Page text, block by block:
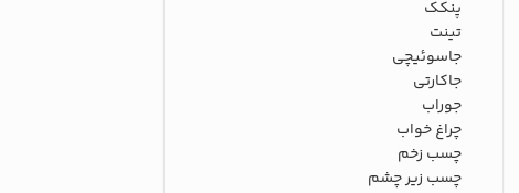
پنکک
تینت
جاسوئیچی
جاکارتی
جوراب
چراغ خواب
چسب زخم
چسب زیر چشم